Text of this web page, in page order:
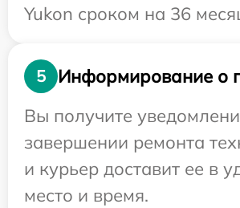
Yukon сроком на 36
5
Информирование о
Вы получите
завершении ремонта
и курьер доставит ее в
место и время.